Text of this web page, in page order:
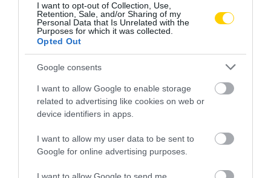
I want to opt-out of Collection, Use,
Retention, Sale, and/or Sharing of my
Personal Data that Is Unrelated with the
Purposes for which it was collected.
Opted Out
Google consents
I want to allow Google to enable storage
related to advertising like cookies on web or
device identifiers in apps.
I want to allow my user data to be sent to
Google for online advertising purposes.